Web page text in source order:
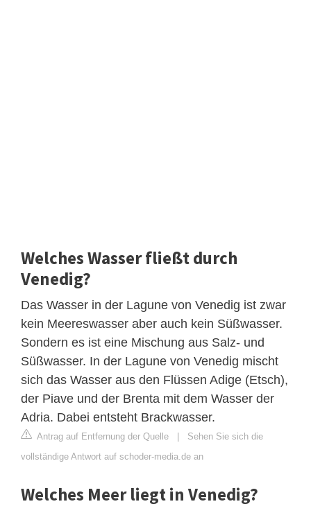
Welches Wasser fließt durch
Venedig?
Das Wasser in der Lagune von Venedig ist zwar
kein Meereswasser aber auch kein Süßwasser.
Sondern es ist eine Mischung aus Salz- und
Süßwasser. In der Lagune von Venedig mischt
sich das Wasser aus den Flüssen Adige (Etsch),
der Piave und der Brenta mit dem Wasser der
Adria. Dabei entsteht Brackwasser.
Antrag auf Entfernung der Quelle
Sehen Sie sich die
vollständige Antwort auf schoder-media.de an
Welches Meer liegt in Venedig?